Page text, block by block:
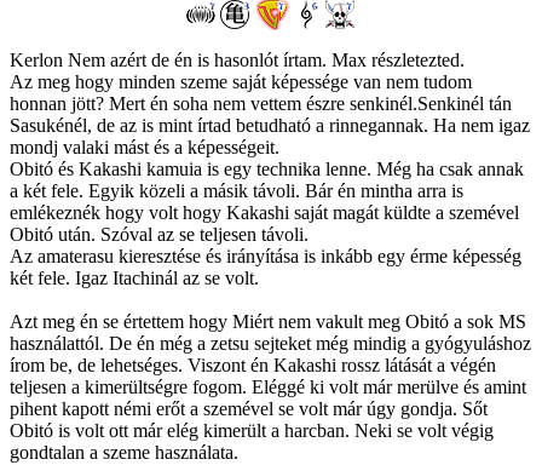
Kerlon Nem azért de én is hasonlót írtam. Max részletezted.
Az meg hogy minden szeme saját képessége van nem tudom
honnan jött? Mert én soha nem vettem észre senkinél.Senkinél tán
Sasukénél, de az is mint írtad betudható a rinnegannak. Ha nem igaz
mondj valaki mást és a képességeit.
Obitó és Kakashi kamuia is egy technika lenne. Még ha csak annak
a két fele. Egyik közeli a másik távoli. Bár én mintha arra is
emlékeznék hogy volt hogy Kakashi saját magát küldte a szemével
Obitó után. Szóval az se teljesen távoli.
Az amaterasu kieresztése és irányítása is inkább egy érme képesség
két fele. Igaz Itachinál az se volt.
Azt meg én se értettem hogy Miért nem vakult meg Obitó a sok MS
használattól. De én még a zetsu sejteket még mindig a gyógyuláshoz
írom be, de lehetséges. Viszont én Kakashi rossz látását a végén
teljesen a kimerültségre fogom. Eléggé ki volt már merülve és amint
pihent kapott némi erőt a szemével se volt már úgy gondja. Sőt
Obitó is volt ott már elég kimerült a harcban. Neki se volt végig
gondtalan a szeme használata.